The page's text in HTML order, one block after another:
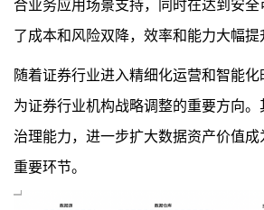
了成本和风险双降，效率和能力大幅提
随着证券行业进入精细化运营和智能
为证券行业机构战略调整的重要方向
治理能力，进一步扩大数据资产价值
重要环节。